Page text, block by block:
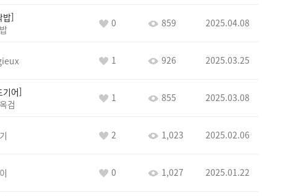
밥
0 859 2025.04.08
1 926 2025.03.25
기어
검
1 855 2025.03.08
2 1,023 2025.02.06
0 1,027 2025.01.22